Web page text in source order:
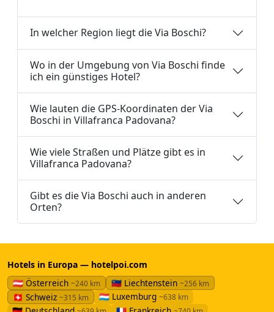
In welcher Region liegt die Via Boschi?
Wo in der Umgebung von Via Boschi finde
ich ein günstiges Hotel?
Wie lauten die GPS-Koordinaten der Via
Boschi in Villafranca Padovana?
Wie viele Straßen und Plätze gibt es in
Villafranca Padovana?
Gibt es die Via Boschi auch in anderen
Orten?
Hotels in Europa — hotelpoi.com
🇦🇹 Österreich ~240 km 🇱🇮 Liechtenstein ~256 km
🇨🇭 Schweiz ~315 km 🇱🇺 Luxemburg ~638 km